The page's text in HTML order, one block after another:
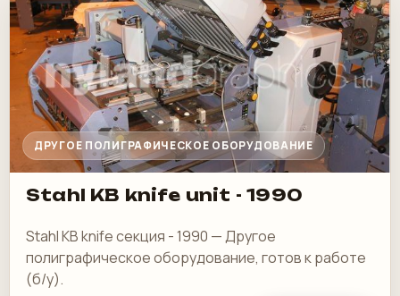
ДРУГОЕ ПОЛИГРАФИЧЕСКОЕ ОБОРУДОВАНИЕ
Stahl KB knife unit - 1990
Stahl KB knife секция - 1990 — Другое
полиграфическое оборудование, готов к работе
(б/у).